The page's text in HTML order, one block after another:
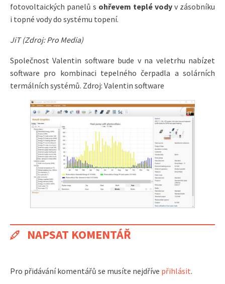
fotovoltaických panelů s ohřevem teplé vodyv zásobníku
i topné vody do systému topení.
JiT (Zdroj: Pro Media)
Společnost Valentin software bude v na veletrhu nabízet
software pro kombinaci tepelného čerpadla a solárních
termálních systémů. Zdroj: Valentin software
NAPSAT KOMENTÁŘ
Pro přidávání komentářů se musíte nejdříve přihlásit.